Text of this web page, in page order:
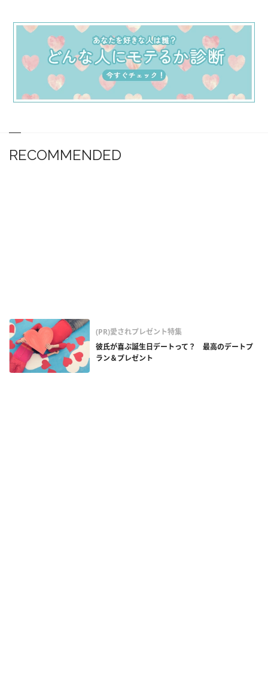
RECOMMENDED
(PR)愛されプレゼント特集
彼氏が喜ぶ誕生日デートって？ 最高のデートプ
ラン＆プレゼント